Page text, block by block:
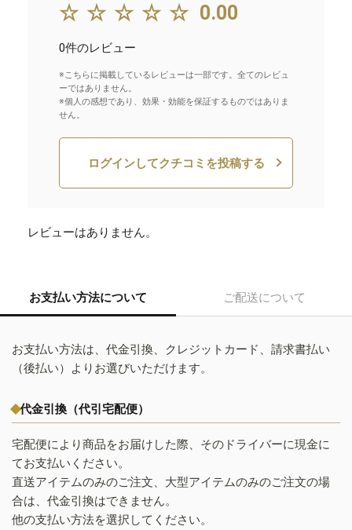
☆☆☆☆☆ 0.00
0件のレビュー
※こちらに掲載しているレビューは一部です。全てのレビュ
ーではありません。
※個人の感想であり、効果・効能を保証するものではありま
せん。
ログインしてクチコミを投稿する
レビューはありません。
お支払い方法について ご配送について
お支払い方法は、代金引換、クレジットカード、請求書払い
（後払い）よりお選びいただけます。
代金引換（代引宅配便）
宅配便により商品をお届けした際、そのドライバーに現金に
てお支払いください。
直送アイテムのみのご注文、大型アイテムのみのご注文の場
合は、代金引換はできません。
他の支払い方法を選択してください。